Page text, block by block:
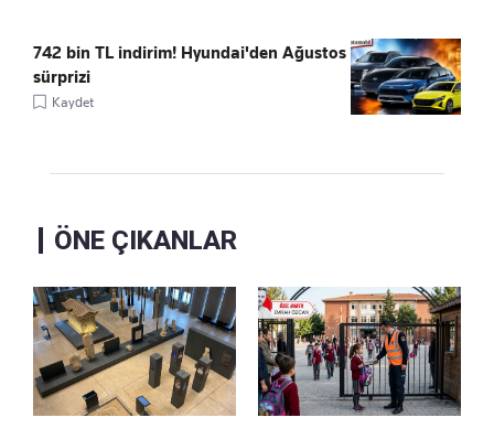
742 bin TL indirim! Hyundai'den Ağustos
sürprizi
Kaydet
ÖNE ÇIKANLAR